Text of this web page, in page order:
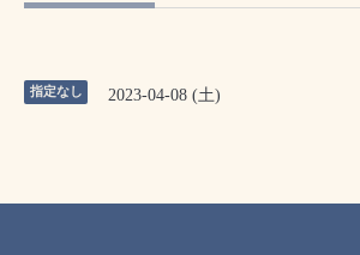
指定なし 2023-04-08 (土)